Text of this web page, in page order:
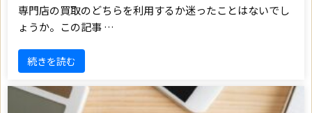
専門店の買取のどちらを利用するか迷ったことはないでし
ょうか。この記事 …
続きを読む